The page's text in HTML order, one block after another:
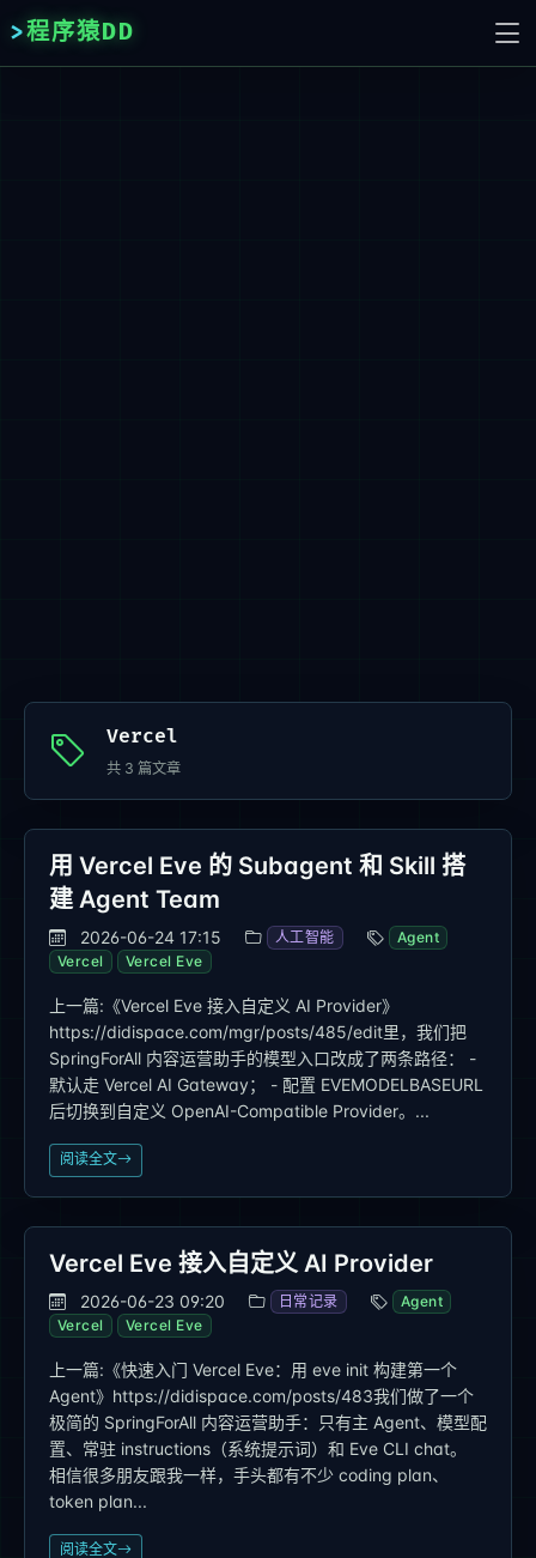
程序猿DD
Vercel
共 3 篇文章
用 Vercel Eve 的 Subagent 和 Skill 搭
建 Agent Team
2026-06-24 17:15 人工智能
Agent
Vercel
Vercel Eve
上一篇:《Vercel Eve 接入自定义 AI Provider》
https://didispace.com/mgr/posts/485/edit里，我们把
SpringForAll 内容运营助手的模型入口改成了两条路径： -
默认走 Vercel AI Gateway； - 配置 EVEMODELBASEURL
后切换到自定义 OpenAI-Compatible Provider。...
阅读全文
Vercel Eve 接入自定义 AI Provider
2026-06-23 09:20 日常记录
Agent
Vercel
Vercel Eve
上一篇:《快速入门 Vercel Eve：用 eve init 构建第一个
Agent》https://didispace.com/posts/483我们做了一个
极简的 SpringForAll 内容运营助手：只有主 Agent、模型配
置、常驻 instructions（系统提示词）和 Eve CLI chat。
相信很多朋友跟我一样，手头都有不少 coding plan、
token plan...
阅读全文